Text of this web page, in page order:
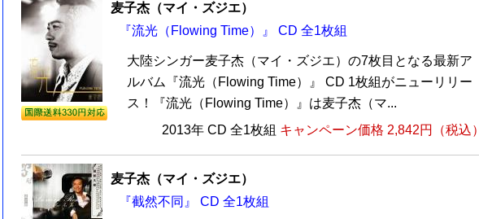
麦子杰（マイ・ズジエ）
『流光（Flowing Time）』 CD 全1枚組
大陸シンガー麦子杰（マイ・ズジエ）の7枚目となる最新ア
ルバム『流光（Flowing Time）』 CD 1枚組がニューリリー
ス！『流光（Flowing Time）』は麦子杰（マ...
2013年 CD 全1枚組 キャンペーン価格 2,842円（税込）
麦子杰（マイ・ズジエ）
『截然不同』 CD 全1枚組